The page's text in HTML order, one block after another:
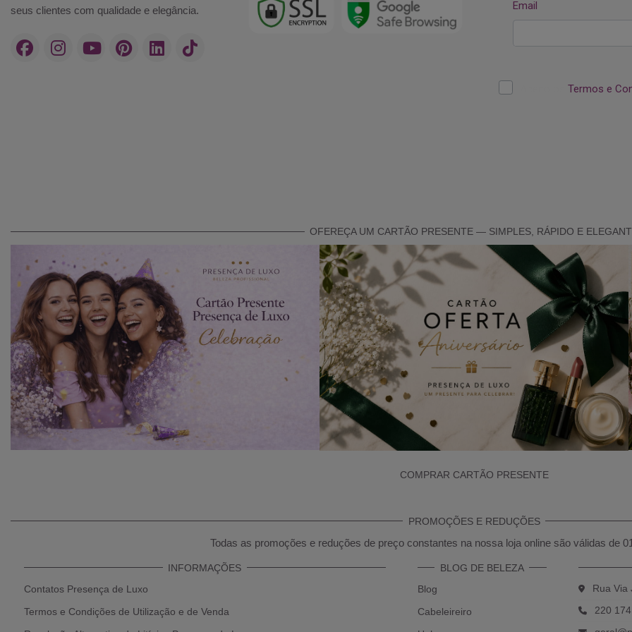
seus clientes com qualidade e elegância.
OFEREÇA UM CARTÃO PRESENTE — SIMPLES, RÁPIDO E
COMPRAR CARTÃO PRESENTE
PROMOÇÕES E REDUÇÕES
Todas as promoções e reduções de preço constantes na nossa loja online são válidas de
INFORMAÇÕES
Contatos Presença de Luxo
Termos e Condições de Utilização e de Venda
BLOG DE BELEZA
Blog
Cabeleireiro
Rua Via
220